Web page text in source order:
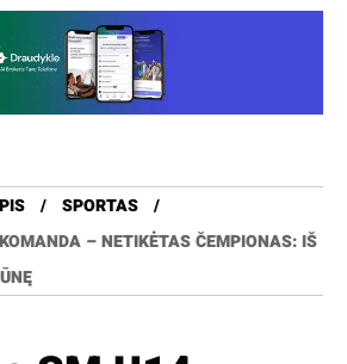
SPORTAS
– NETIKĖTAS ČEMPIONAS: IŠ